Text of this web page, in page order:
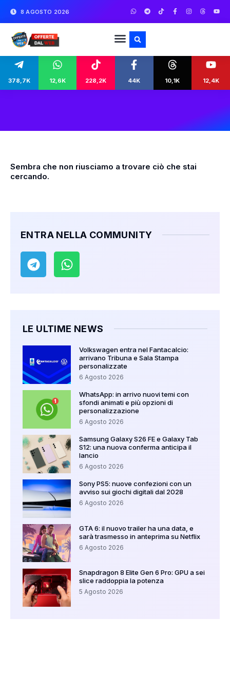
8 AGOSTO 2026
378,7K 12,6K 228,2K 44K 10,1K 12,4K
Sembra che non riusciamo a trovare ciò che stai
cercando.
ENTRA NELLA COMMUNITY
LE ULTIME NEWS
Volkswagen entra nel Fantacalcio:
arrivano Tribuna e Sala Stampa
personalizzate
6 Agosto 2026
WhatsApp: in arrivo nuovi temi con
sfondi animati e più opzioni di
personalizzazione
6 Agosto 2026
Samsung Galaxy S26 FE e Galaxy Tab
S12: una nuova conferma anticipa il
lancio
6 Agosto 2026
Sony PS5: nuove confezioni con un
avviso sui giochi digitali dal 2028
6 Agosto 2026
GTA 6: il nuovo trailer ha una data, e
sarà trasmesso in anteprima su Netflix
6 Agosto 2026
Snapdragon 8 Elite Gen 6 Pro: GPU a sei
slice raddoppia la potenza
5 Agosto 2026